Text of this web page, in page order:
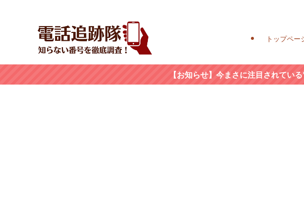
トップペー
【お知らせ】今まさに注目されてい